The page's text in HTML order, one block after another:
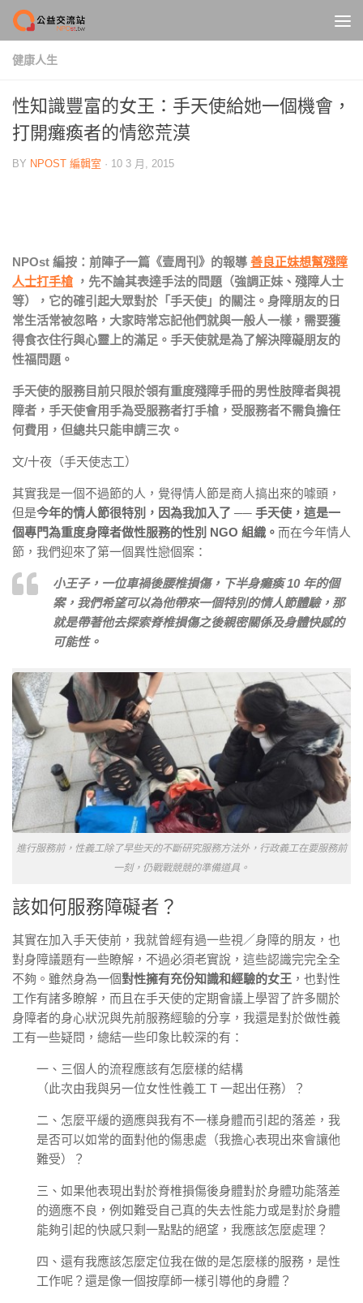
Skip to content
健康人生
性知識豐富的女王：手天使給她一個機會，
打開癱瘓者的情慾荒漠
BY NPOST 編輯室 · 10 3 月, 2015
NPOst 編按：前陣子一篇《壹周刊》的報導 善良正妹想幫殘障
人士打手槍 ，先不論其表達手法的問題（強調正妹、殘障人士
等），它的確引起大眾對於「手天使」的關注。身障朋友的日
常生活常被忽略，大家時常忘記他們就與一般人一樣，需要獲
得食衣住行與心靈上的滿足。手天使就是為了解決障礙朋友的
性福問題。
手天使的服務目前只限於領有重度殘障手冊的男性肢障者與視
障者，手天使會用手為受服務者打手槍，受服務者不需負擔任
何費用，但總共只能申請三次。
文/十夜（手天使志工）
其實我是一個不過節的人，覺得情人節是商人搞出來的噱頭，
但是今年的情人節很特別，因為我加入了 ── 手天使，這是一
個專門為重度身障者做性服務的性別 NGO 組織。 而在今年情人
節，我們迎來了第一個異性戀個案：
小王子，一位車禍後腰椎損傷，下半身癱瘓 10 年的個
案，我們希望可以為他帶來一個特別的情人節體驗，那
就是帶著他去探索脊椎損傷之後親密關係及身體快感的
可能性。
進行服務前，性義工除了早些天的不斷研究服務方法外，行政義工在要服務前
一刻，仍戰戰競競的準備道具。
該如何服務障礙者？
其實在加入手天使前，我就曾經有過一些視／身障的朋友，也
對身障議題有一些瞭解，不過必須老實說，這些認識完完全全
不夠。雖然身為一個對性擁有充份知識和經驗的女王 ，也對性
工作有諸多瞭解，而且在手天使的定期會議上學習了許多關於
身障者的身心狀況與先前服務經驗的分享，我還是對於做性義
工有一些疑問，總結一些印象比較深的有：
一、三個人的流程應該有怎麼樣的結構
（此次由我與另一位女性性義工 T 一起出任務）？
二、怎麼平緩的適應與我有不一樣身體而引起的落差，我
是否可以如常的面對他的傷患處（我擔心表現出來會讓他
難受）？
三、如果他表現出對於脊椎損傷後身體對於身體功能落差
的適應不良，例如難受自己真的失去性能力或是對於身體
能夠引起的快感只剩一點點的絕望，我應該怎麼處理？
四、還有我應該怎麼定位我在做的是怎麼樣的服務，是性
工作呢？還是像一個按摩師一樣引導他的身體？